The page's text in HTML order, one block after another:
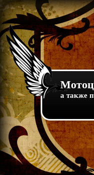
а также